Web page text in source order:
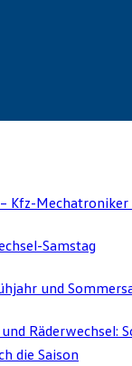
Kfz-
Samstag
und
Räderwechsel:
die Saison